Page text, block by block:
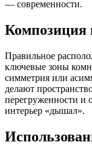
— современности.
Композиция
Правильное
ключевые зоны
симметрия или
делают
перегруженности и
интерьер «дышал».